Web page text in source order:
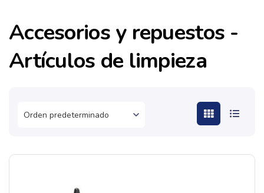
Accesorios y repuestos -
Artículos de limpieza